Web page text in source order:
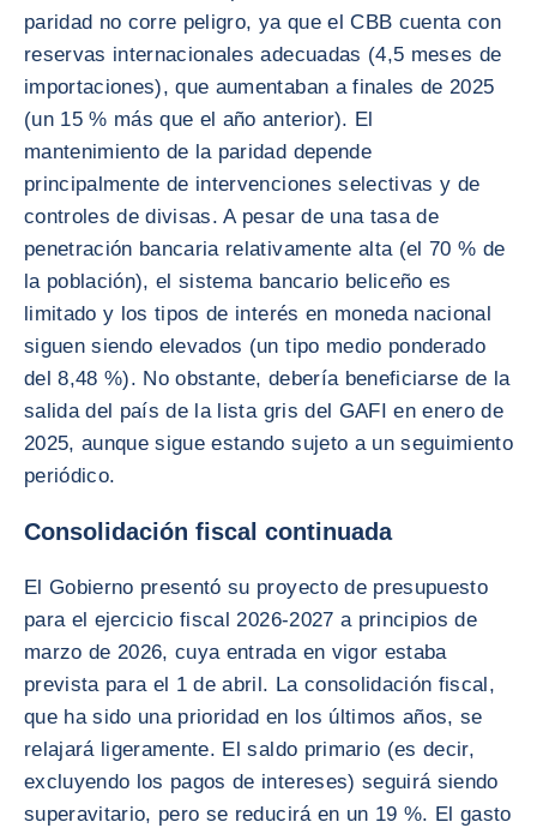
paridad no corre peligro, ya que el CBB cuenta con
reservas internacionales adecuadas (4,5 meses de
importaciones), que aumentaban a finales de 2025
(un 15 % más que el año anterior). El
mantenimiento de la paridad depende
principalmente de intervenciones selectivas y de
controles de divisas. A pesar de una tasa de
penetración bancaria relativamente alta (el 70 % de
la población), el sistema bancario beliceño es
limitado y los tipos de interés en moneda nacional
siguen siendo elevados (un tipo medio ponderado
del 8,48 %). No obstante, debería beneficiarse de la
salida del país de la lista gris del GAFI en enero de
2025, aunque sigue estando sujeto a un seguimiento
periódico.
Consolidación fiscal continuada
El Gobierno presentó su proyecto de presupuesto
para el ejercicio fiscal 2026-2027 a principios de
marzo de 2026, cuya entrada en vigor estaba
prevista para el 1 de abril. La consolidación fiscal,
que ha sido una prioridad en los últimos años, se
relajará ligeramente. El saldo primario (es decir,
excluyendo los pagos de intereses) seguirá siendo
superavitario, pero se reducirá en un 19 %. El gasto